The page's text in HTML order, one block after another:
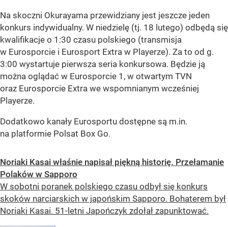
Na skoczni Okurayama przewidziany jest jeszcze jeden
konkurs indywidualny. W niedzielę (tj. 18 lutego) odbędą się
kwalifikacje o 1:30 czasu polskiego (transmisja
w Eurosporcie i Eurosport Extra w Playerze). Za to od g.
3:00 wystartuje pierwsza seria konkursowa. Będzie ją
można oglądać w Eurosporcie 1, w otwartym TVN
oraz Eurosporcie Extra we wspomnianym wcześniej
Playerze.
Dodatkowo kanały Eurosportu dostępne są m.in.
na platformie Polsat Box Go.
Noriaki Kasai właśnie napisał piękną historię. Przełamanie
Polaków w Sapporo
W sobotni poranek polskiego czasu odbył się konkurs
skoków narciarskich w japońskim Sapporo. Bohaterem był
Noriaki Kasai. 51-letni Japończyk zdołał zapunktować.